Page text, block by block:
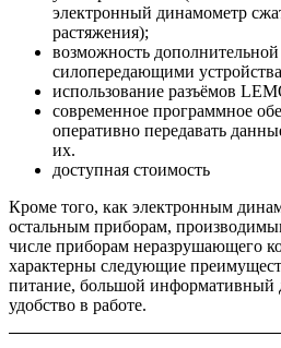
электронный динамометр
растяжения);
возможность
силопередающими
использование разъёмов
современное программное
оперативно передавать
их.
доступная стоимость
Кроме того, как электронным
остальным приборам,
числе приборам неразрушающего
характерны следующие
питание, большой информативный
удобство в работе.